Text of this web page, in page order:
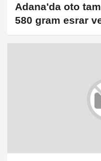
Adana'da oto
580 gram esrar
ele geçirildi